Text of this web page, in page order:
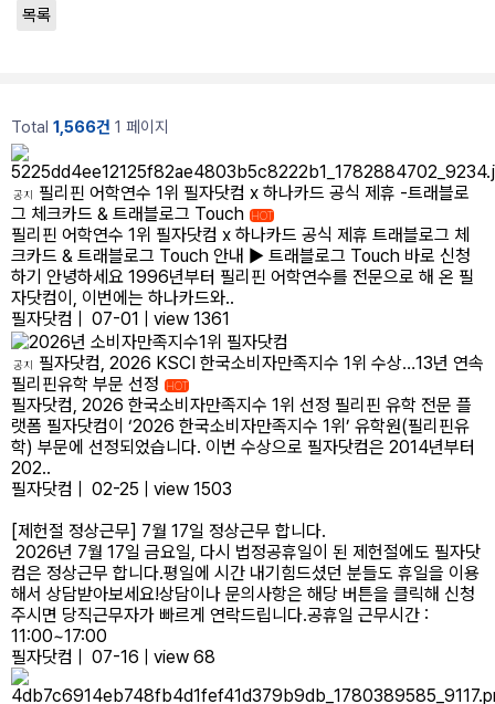
목록
Total 1,566건 1 페이지
공지
필리핀 어학연수 1위 필자닷컴 x 하나카드 공식 제휴 -트래블로
그 체크카드 & 트래블로그 Touch
HOT
필리핀 어학연수 1위 필자닷컴 x 하나카드 공식 제휴 트래블로그 체
크카드 & 트래블로그 Touch 안내 ▶ 트래블로그 Touch 바로 신청
하기 안녕하세요 1996년부터 필리핀 어학연수를 전문으로 해 온 필
자닷컴이, 이번에는 하나카드와..
필자닷컴
07-01 view 1361
공지 필자닷컴, 2026 KSCI 한국소비자만족지수 1위 수상…13년 연속
필리핀유학 부문 선정
HOT
필자닷컴, 2026 한국소비자만족지수 1위 선정 필리핀 유학 전문 플
랫폼 필자닷컴이 ‘2026 한국소비자만족지수 1위’ 유학원(필리핀유
학) 부문에 선정되었습니다. 이번 수상으로 필자닷컴은 2014년부터
202..
필자닷컴
02-25
view 1503
[제헌절 정상근무] 7월 17일 정상근무 합니다.
2026년 7월 17일 금요일, 다시 법정공휴일이 된 제헌절에도 필자닷
컴은 정상근무 합니다.평일에 시간 내기힘드셨던 분들도 휴일을 이용
해서 상담받아보세요!상담이나 문의사항은 해당 버튼을 클릭해 신청
주시면 당직근무자가 빠르게 연락드립니다.공휴일 근무시간 :
11:00~17:00
필자닷컴
07-16 view 68